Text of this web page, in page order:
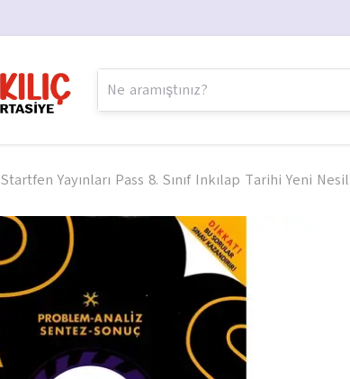
Startfen Yayınları Pass 8. Sınıf Inkılap Tarihi Yeni